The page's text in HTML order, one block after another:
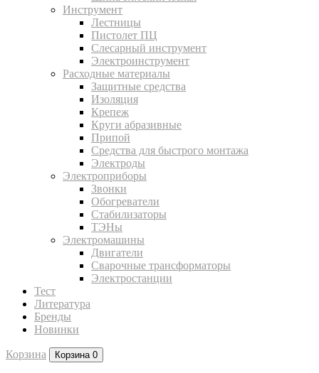
Инструмент
Лестницы
Пистолет ПЦ
Слесарный инструмент
Электроинструмент
Расходные материалы
Защитные средства
Изоляция
Крепеж
Круги абразивные
Припой
Средства для быстрого монтажа
Электроды
Электроприборы
Звонки
Обогреватели
Стабилизаторы
ТЭНы
Электромашины
Двигатели
Сварочные трансформаторы
Электростанции
Тест
Литература
Бренды
Новинки
Корзина Корзина 0